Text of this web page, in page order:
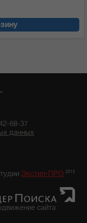
68-37
данных
Экстил-ПРО 2015
сайта